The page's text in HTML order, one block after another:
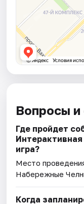
Вопросы и
Где пройдет
игра?
Место
Набережные
Когда